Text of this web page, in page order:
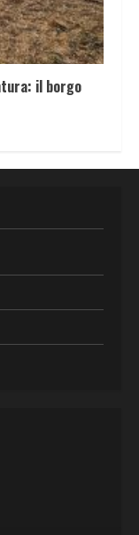
il borgo